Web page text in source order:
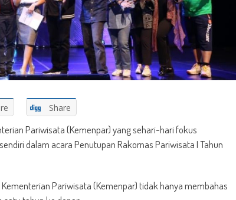
Share
Pariwisata (Kemenpar) yang sehari-hari fokus
dalam acara Penutupan Rakornas Pariwisata I Tahun
Pariwisata (Kemenpar) tidak hanya membahas